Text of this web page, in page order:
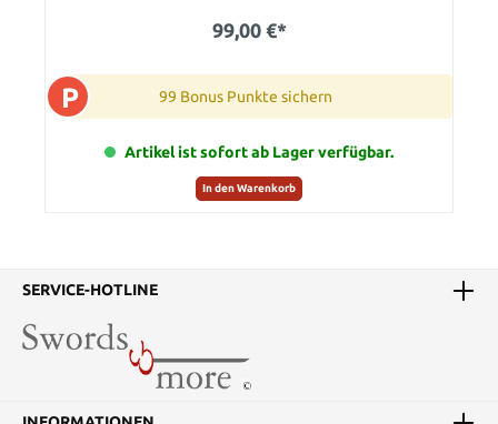
99,00 €*
P 99 Bonus Punkte sichern
Artikel ist sofort ab Lager verfügbar.
In den Warenkorb
SERVICE-HOTLINE